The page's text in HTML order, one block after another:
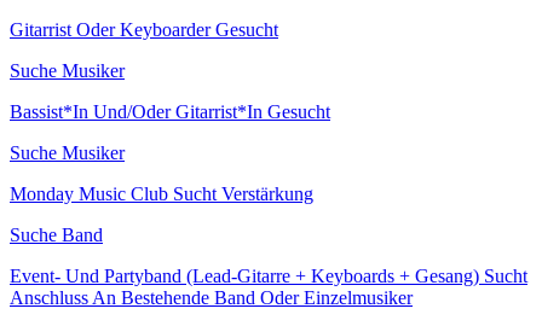
Gitarrist Oder Keyboarder Gesucht
Suche Musiker
Bassist*In Und/Oder Gitarrist*In Gesucht
Suche Musiker
Monday Music Club Sucht Verstärkung
Suche Band
Event- Und Partyband (Lead-Gitarre + Keyboards + Gesang) Sucht
Anschluss An Bestehende Band Oder Einzelmusiker